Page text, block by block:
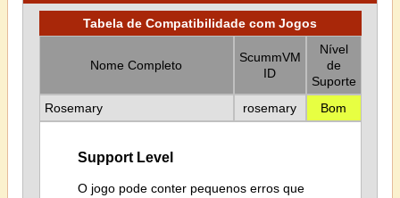
Tabela de Compatibilidade com Jogos
Nome Completo
ScummVM
ID
Nível
de
Suporte
Rosemary
rosemary Bom
Support Level
O jogo pode conter pequenos erros que